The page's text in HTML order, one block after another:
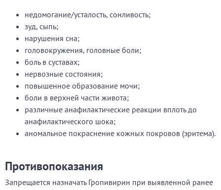
недомогание/усталость, сонливость;
зуд, сыпь;
нарушения сна;
головокружения, головные боли;
боль в суставах;
нервозные состояния;
повышенное образование мочи;
боли в верхней части живота;
различные анафилактические реакции вплоть до
анафилактического шока;
аномальное покраснение кожных покровов (эритема).
Противопоказания
Запрещается назначать Гропивирин при выявленной ранее